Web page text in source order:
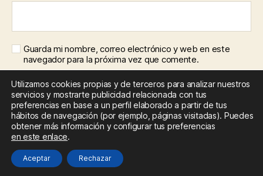
Guarda mi nombre, correo electrónico y web en este
navegador para la próxima vez que comente.
Utilizamos cookies propias y de terceros para analizar nuestros
servicios y mostrarte publicidad relacionada con tus
preferencias en base a un perfil elaborado a partir de tus
hábitos de navegación (por ejemplo, páginas visitadas). Puedes
obtener más información y configurar tus preferencias
en este enlace.
Aceptar Rechazar